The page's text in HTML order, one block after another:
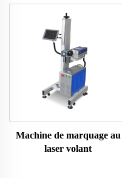
Machine de marquage au
laser volant